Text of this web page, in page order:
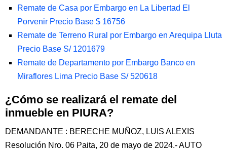
Remate de Casa por Embargo en La Libertad El
Porvenir Precio Base $ 16756
Remate de Terreno Rural por Embargo en Arequipa Lluta
Precio Base S/ 1201679
Remate de Departamento por Embargo Banco en
Miraflores Lima Precio Base S/ 520618
¿Cómo se realizará el remate del
inmueble en PIURA?
DEMANDANTE : BERECHE MUÑOZ, LUIS ALEXIS
Resolución Nro. 06 Paita, 20 de mayo de 2024.- AUTO